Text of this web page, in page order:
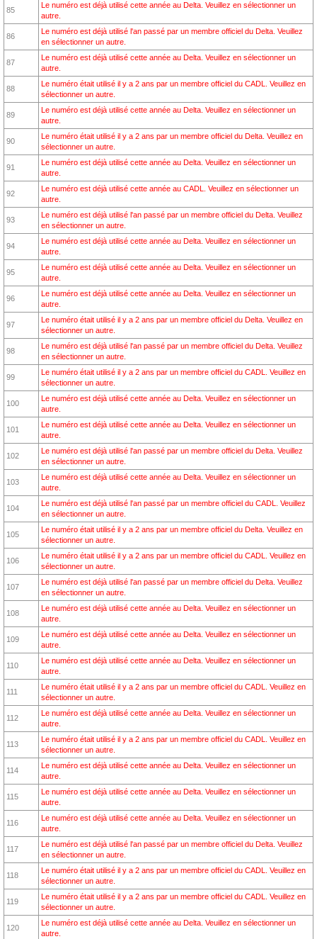
85
Le numéro est déjà utilisé cette année au Delta. Veuillez en sélectionner un
autre.
86
Le numéro est déjà utilisé l'an passé par un membre officiel du Delta. Veuillez
en sélectionner un autre.
87
Le numéro est déjà utilisé cette année au Delta. Veuillez en sélectionner un
autre.
88
Le numéro était utilisé il y a 2 ans par un membre officiel du CADL. Veuillez en
sélectionner un autre.
89
Le numéro est déjà utilisé cette année au Delta. Veuillez en sélectionner un
autre.
90
Le numéro était utilisé il y a 2 ans par un membre officiel du Delta. Veuillez en
sélectionner un autre.
91
Le numéro est déjà utilisé cette année au Delta. Veuillez en sélectionner un
autre.
92
Le numéro est déjà utilisé cette année au CADL. Veuillez en sélectionner un
autre.
93
Le numéro est déjà utilisé l'an passé par un membre officiel du Delta. Veuillez
en sélectionner un autre.
94
Le numéro est déjà utilisé cette année au Delta. Veuillez en sélectionner un
autre.
95
Le numéro est déjà utilisé cette année au Delta. Veuillez en sélectionner un
autre.
96
Le numéro est déjà utilisé cette année au Delta. Veuillez en sélectionner un
autre.
97
Le numéro était utilisé il y a 2 ans par un membre officiel du Delta. Veuillez en
sélectionner un autre.
98
Le numéro est déjà utilisé l'an passé par un membre officiel du Delta. Veuillez
en sélectionner un autre.
99
Le numéro était utilisé il y a 2 ans par un membre officiel du CADL. Veuillez en
sélectionner un autre.
100
Le numéro est déjà utilisé cette année au Delta. Veuillez en sélectionner un
autre.
101
Le numéro est déjà utilisé cette année au Delta. Veuillez en sélectionner un
autre.
102
Le numéro est déjà utilisé l'an passé par un membre officiel du Delta. Veuillez
en sélectionner un autre.
103
Le numéro est déjà utilisé cette année au Delta. Veuillez en sélectionner un
autre.
104
Le numéro est déjà utilisé l'an passé par un membre officiel du CADL. Veuillez
en sélectionner un autre.
105
Le numéro était utilisé il y a 2 ans par un membre officiel du Delta. Veuillez en
sélectionner un autre.
106
Le numéro était utilisé il y a 2 ans par un membre officiel du CADL. Veuillez en
sélectionner un autre.
107
Le numéro est déjà utilisé l'an passé par un membre officiel du Delta. Veuillez
en sélectionner un autre.
108
Le numéro est déjà utilisé cette année au Delta. Veuillez en sélectionner un
autre.
109
Le numéro est déjà utilisé cette année au Delta. Veuillez en sélectionner un
autre.
110
Le numéro est déjà utilisé cette année au Delta. Veuillez en sélectionner un
autre.
111
Le numéro était utilisé il y a 2 ans par un membre officiel du CADL. Veuillez en
sélectionner un autre.
112
Le numéro est déjà utilisé cette année au Delta. Veuillez en sélectionner un
autre.
113
Le numéro était utilisé il y a 2 ans par un membre officiel du CADL. Veuillez en
sélectionner un autre.
114
Le numéro est déjà utilisé cette année au Delta. Veuillez en sélectionner un
autre.
115
Le numéro est déjà utilisé cette année au Delta. Veuillez en sélectionner un
autre.
116
Le numéro est déjà utilisé cette année au Delta. Veuillez en sélectionner un
autre.
117
Le numéro est déjà utilisé l'an passé par un membre officiel du Delta. Veuillez
en sélectionner un autre.
118
Le numéro était utilisé il y a 2 ans par un membre officiel du CADL. Veuillez en
sélectionner un autre.
119
Le numéro était utilisé il y a 2 ans par un membre officiel du CADL. Veuillez en
sélectionner un autre.
120
Le numéro est déjà utilisé cette année au Delta. Veuillez en sélectionner un
autre.